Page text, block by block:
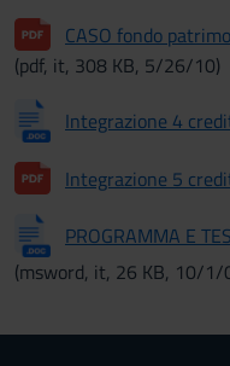
CASO fondo
(pdf, it, 308 KB, 5/26/10)
Integrazione 4
Integrazione 5
PROGRAMMA E
(msword, it, 26 KB, 10/1/